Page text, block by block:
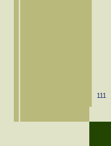
111